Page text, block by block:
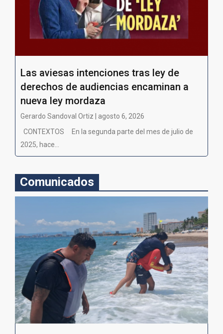
Las aviesas intenciones tras ley de
derechos de audiencias encaminan a
nueva ley mordaza
Gerardo Sandoval Ortiz | agosto 6, 2026
CONTEXTOS En la segunda parte del mes de julio de
2025, hace...
Comunicados